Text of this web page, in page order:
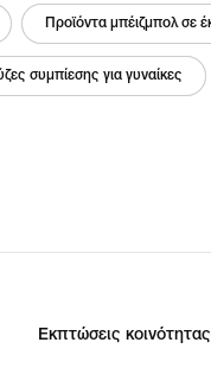
Προϊόντα μπέιζμπολ σε
συμπίεσης για γυναίκες
Εκπτώσεις κοινότητας